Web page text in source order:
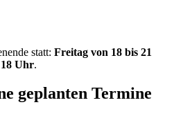
statt: Freitag von 18 bis 21
18 Uhr.
geplanten Termine